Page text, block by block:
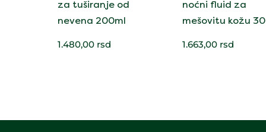
za tuširanje od
nevena 200ml
1.480,00 rsd
noćni fluid za
mešovitu kožu
1.663,00 rsd